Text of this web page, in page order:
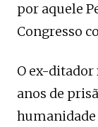
por aquele
Congresso
O ex-ditador
anos de
humanidade